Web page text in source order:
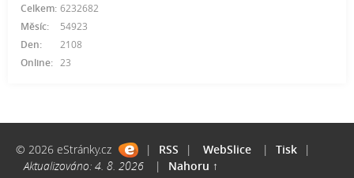
Online: 23
Celkem: 6232682
Měsíc:
54923
Den:
2108
© 2026 eStránky.cz | RSS | WebSlice | Tisk
|
Aktualizováno: 4. 8. 2026
| Nahoru ↑